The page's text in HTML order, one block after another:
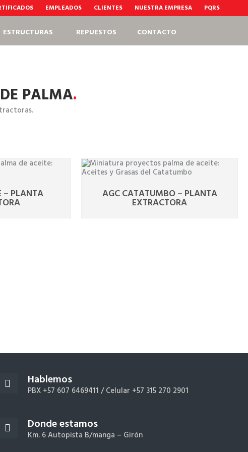
EMPLEADOS CLIENTES NUESTRA EMPRESA PQRS
ESTRUCTURAS REPUESTOS CONTACTO
PALMA.
– PLANTA AGC CATATUMBO – PLANTA
EXTRACTORA
Hablemos
PBX +57 607 6469411 /Celular +57 315 270 2901
Donde estamos
Km. 6 Autopista B/manga – Girón